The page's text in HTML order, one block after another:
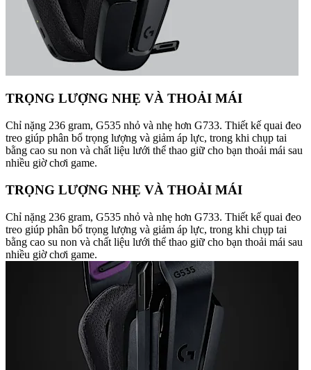
TRỌNG LƯỢNG NHẸ VÀ THOẢI MÁI
Chỉ nặng 236 gram, G535 nhỏ và nhẹ hơn G733. Thiết kế quai đeo
treo giúp phân bổ trọng lượng và giảm áp lực, trong khi chụp tai
bằng cao su non và chất liệu lưới thể thao giữ cho bạn thoải mái sau
nhiều giờ chơi game.
TRỌNG LƯỢNG NHẸ VÀ THOẢI MÁI
Chỉ nặng 236 gram, G535 nhỏ và nhẹ hơn G733. Thiết kế quai đeo
treo giúp phân bổ trọng lượng và giảm áp lực, trong khi chụp tai
bằng cao su non và chất liệu lưới thể thao giữ cho bạn thoải mái sau
nhiều giờ chơi game.